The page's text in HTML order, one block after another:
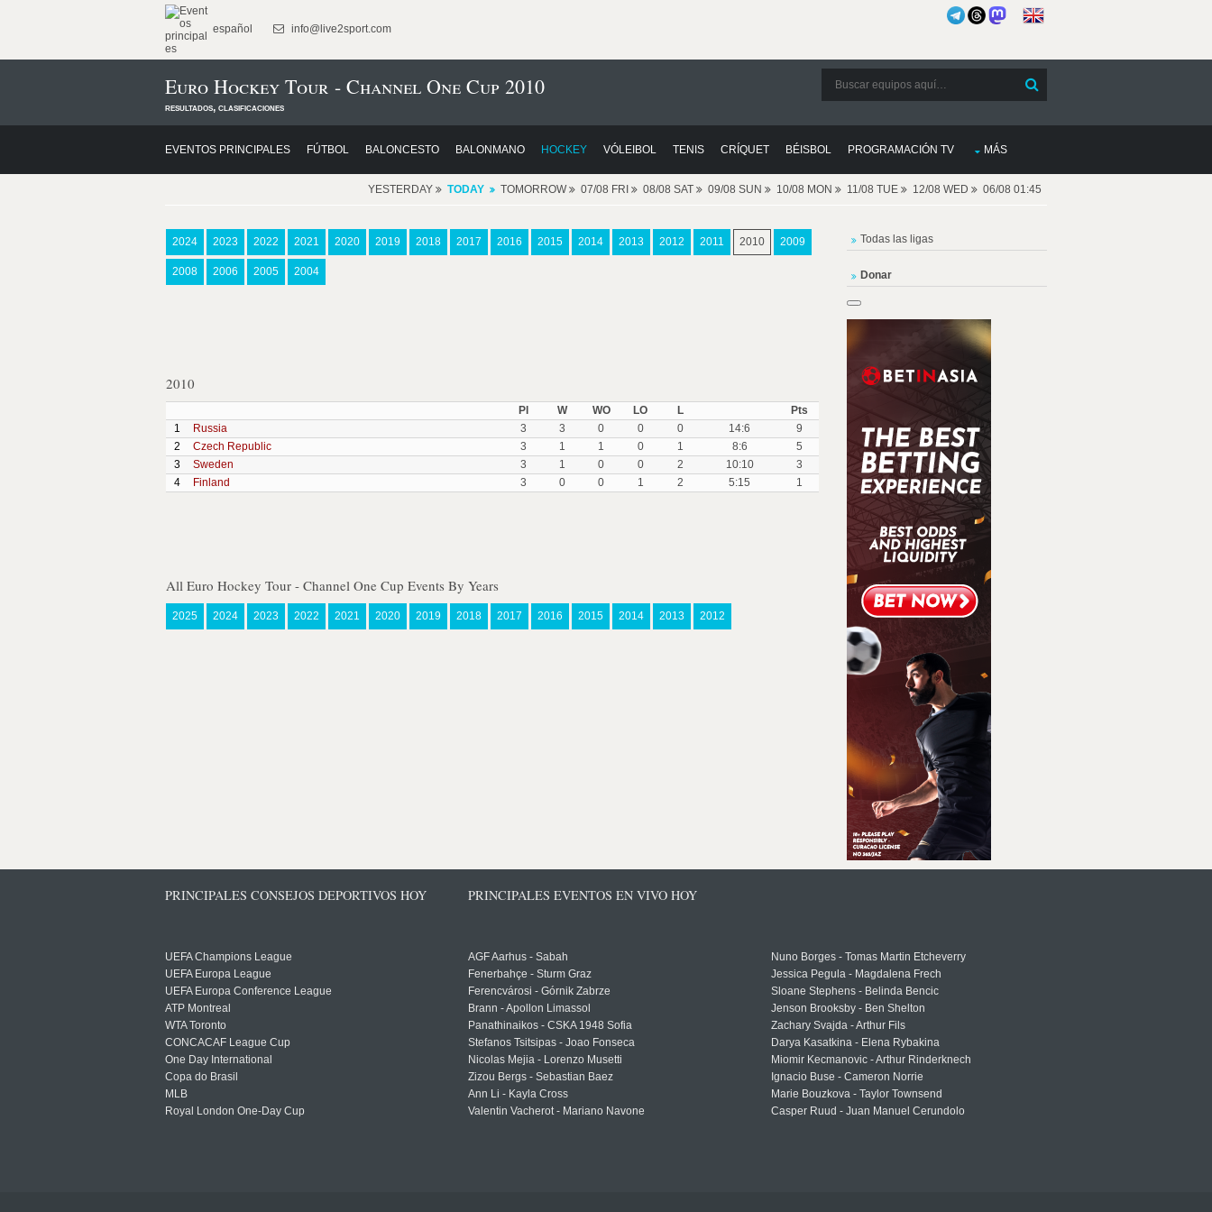
español info@live2sport.com
Euro Hockey Tour - Channel One Cup 2010
resultados, clasificaciones
EVENTOS PRINCIPALES FÚTBOL BALONCESTO BALONMANO HOCKEY VÓLEIBOL TENIS CRÍQUET BÉISBOL PROGRAMACIÓN TV MÁS
YESTERDAY TODAY TOMORROW 07/08 FRI 08/08 SAT 09/08 SUN 10/08 MON 11/08 TUE 12/08 WED 06/08 01:45
2024 2023 2022 2021 2020 2019 2018 2017 2016 2015 2014 2013 2012 2011 2010 2009
2008 2006 2005 2004
2010
Pl W WO LO L
Pts
1
Russia 3 3 0 0 0 14:6
9
2
Czech Republic 3 1 1 0 1 8:6
5
3
Sweden 3 1 0 0 2 10:10
3
4
Finland 3 0 0 1 2 5:15 1
All Euro Hockey Tour - Channel One Cup Events By Years
2025 2024 2023 2022 2021 2020 2019 2018 2017 2016 2015 2014 2013 2012
Todas las ligas
Donar
PRINCIPALES CONSEJOS DEPORTIVOS HOY
UEFA Champions League
UEFA Europa League
UEFA Europa Conference League
ATP Montreal
WTA Toronto
CONCACAF League Cup
One Day International
Copa do Brasil
MLB
Royal London One-Day Cup
PRINCIPALES EVENTOS EN VIVO HOY
AGF Aarhus - Sabah
Fenerbahçe - Sturm Graz
Ferencvárosi - Górnik Zabrze
Brann - Apollon Limassol
Panathinaikos - CSKA 1948 Sofia
Stefanos Tsitsipas - Joao Fonseca
Nicolas Mejia - Lorenzo Musetti
Zizou Bergs - Sebastian Baez
Ann Li - Kayla Cross
Valentin Vacherot - Mariano Navone
Nuno Borges - Tomas Martin Etcheverry
Jessica Pegula - Magdalena Frech
Sloane Stephens - Belinda Bencic
Jenson Brooksby - Ben Shelton
Zachary Svajda - Arthur Fils
Darya Kasatkina - Elena Rybakina
Miomir Kecmanovic - Arthur Rinderknech
Ignacio Buse - Cameron Norrie
Marie Bouzkova - Taylor Townsend
Casper Ruud - Juan Manuel Cerundolo